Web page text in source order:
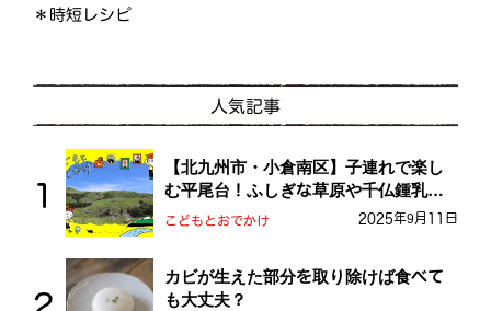
＊時短レシピ
人気記事
【北九州市・小倉南区】子連れで楽し
む平尾台！ふしぎな草原や千仏鍾乳洞
を探検しよう！
こどもとおでかけ 2025年9月11日
カビが生えた部分を取り除けば食べて
も大丈夫？